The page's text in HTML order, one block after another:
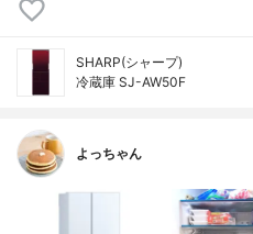
SHARP(シャープ)
冷蔵庫 SJ-AW50F
よっちゃん